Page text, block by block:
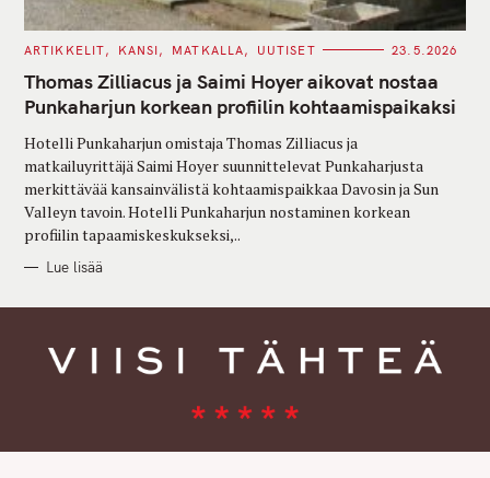
C
T
E
G
O
I
S
ARTIKKELIT KANSI MATKALLA UUTISET 23.5.2026
Thomas Zilliacus ja Saimi Hoyer aikovat nostaa
Punkaharjun korkean profiilin kohtaamispaikaksi
Hotelli Punkaharjun omistaja Thomas Zilliacus ja
matkailuyrittäjä Saimi Hoyer suunnittelevat Punkaharjusta
merkittävää kansainvälistä kohtaamispaikkaa Davosin ja Sun
Valleyn tavoin. Hotelli Punkaharjun nostaminen korkean
profiilin tapaamiskeskukseksi,..
Lue lisää